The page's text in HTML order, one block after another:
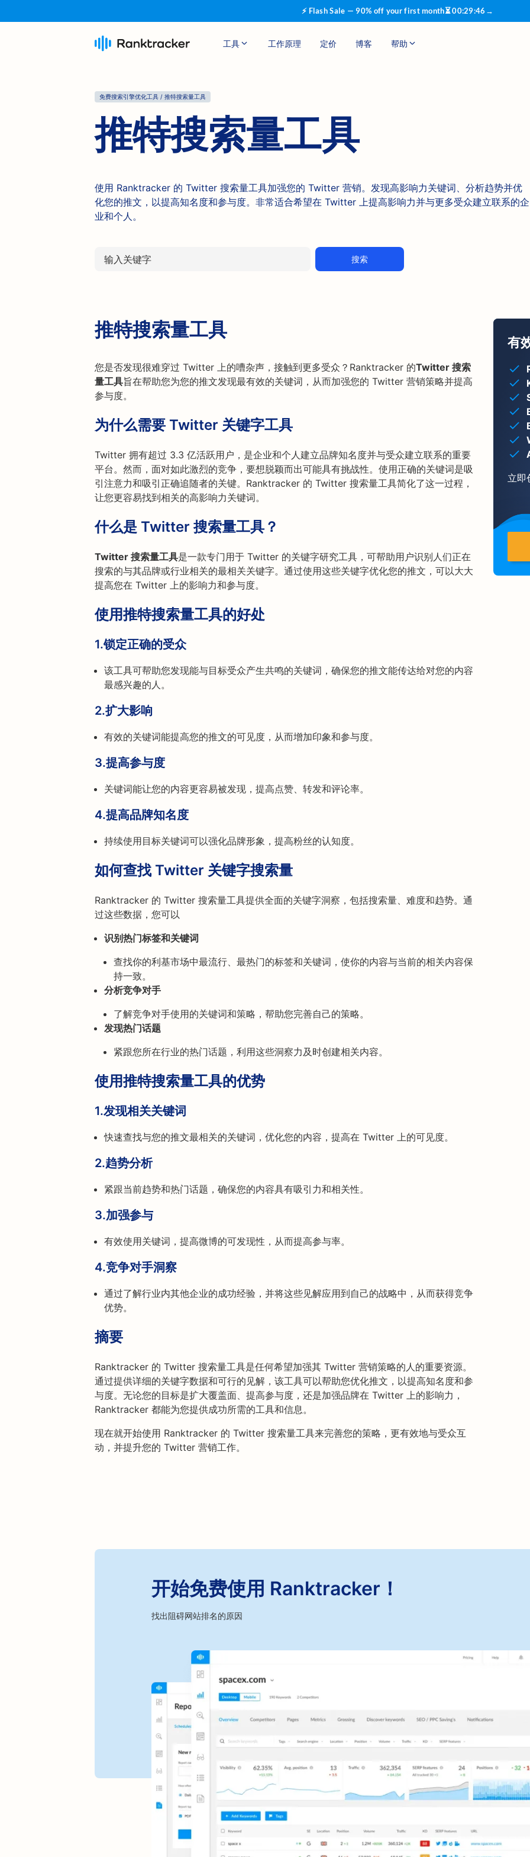
⚡ Flash Sale — 90% off your first month⏳00:29:46 →
工具 工作原理 定价 博客 帮助
免费搜索引擎优化工具 / 推特搜索量工具
推特搜索量工具
使用 Ranktracker 的 Twitter 搜索量工具加强您的 Twitter 营销。发现高影响力关键词、分析趋势并优
化您的推文，以提高知名度和参与度。非常适合希望在 Twitter 上提高影响力并与更多受众建立联系的企
业和个人。
搜索
推特搜索量工具
您是否发现很难穿过 Twitter 上的嘈杂声，接触到更多受众？Ranktracker 的Twitter 搜索
量工具旨在帮助您为您的推文发现最有效的关键词，从而加强您的 Twitter 营销策略并提高
参与度。
为什么需要 Twitter 关键字工具
Twitter 拥有超过 3.3 亿活跃用户，是企业和个人建立品牌知名度并与受众建立联系的重要
平台。然而，面对如此激烈的竞争，要想脱颖而出可能具有挑战性。使用正确的关键词是吸
引注意力和吸引正确追随者的关键。Ranktracker 的 Twitter 搜索量工具简化了这一过程，
让您更容易找到相关的高影响力关键词。
什么是 Twitter 搜索量工具？
Twitter 搜索量工具是一款专门用于 Twitter 的关键字研究工具，可帮助用户识别人们正在
搜索的与其品牌或行业相关的最相关关键字。通过使用这些关键字优化您的推文，可以大大
提高您在 Twitter 上的影响力和参与度。
使用推特搜索量工具的好处
1.锁定正确的受众
该工具可帮助您发现能与目标受众产生共鸣的关键词，确保您的推文能传达给对您的内容
最感兴趣的人。
2.扩大影响
有效的关键词能提高您的推文的可见度，从而增加印象和参与度。
3.提高参与度
关键词能让您的内容更容易被发现，提高点赞、转发和评论率。
4.提高品牌知名度
持续使用目标关键词可以强化品牌形象，提高粉丝的认知度。
如何查找 Twitter 关键字搜索量
Ranktracker 的 Twitter 搜索量工具提供全面的关键字洞察，包括搜索量、难度和趋势。通
过这些数据，您可以
识别热门标签和关键词
查找你的利基市场中最流行、最热门的标签和关键词，使你的内容与当前的相关内容保
持一致。
分析竞争对手
了解竞争对手使用的关键词和策略，帮助您完善自己的策略。
发现热门话题
紧跟您所在行业的热门话题，利用这些洞察力及时创建相关内容。
使用推特搜索量工具的优势
1.发现相关关键词
快速查找与您的推文最相关的关键词，优化您的内容，提高在 Twitter 上的可见度。
2.趋势分析
紧跟当前趋势和热门话题，确保您的内容具有吸引力和相关性。
3.加强参与
有效使用关键词，提高微博的可发现性，从而提高参与率。
4.竞争对手洞察
通过了解行业内其他企业的成功经验，并将这些见解应用到自己的战略中，从而获得竞争
优势。
摘要
Ranktracker 的 Twitter 搜索量工具是任何希望加强其 Twitter 营销策略的人的重要资源。
通过提供详细的关键字数据和可行的见解，该工具可以帮助您优化推文，以提高知名度和参
与度。无论您的目标是扩大覆盖面、提高参与度，还是加强品牌在 Twitter 上的影响力，
Ranktracker 都能为您提供成功所需的工具和信息。
现在就开始使用 Ranktracker 的 Twitter 搜索量工具来完善您的策略，更有效地与受众互
动，并提升您的 Twitter 营销工作。
有
立即
开始免费使用 Ranktracker！
找出阻碍网站排名的原因